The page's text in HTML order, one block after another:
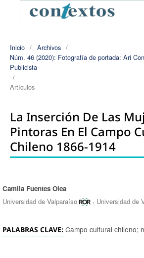
Inicio / Archivos /
Núm. 46 (2020): Fotografía de portada: Ari
Publicista
/
Artículos
La Inserción De Las
Pintoras En El Campo
Chileno 1866-1914
Autores/as
Camila Fuentes Olea
Universidad de Valparaíso
, Universidad de
PALABRAS CLAVE: Campo cultural chileno;